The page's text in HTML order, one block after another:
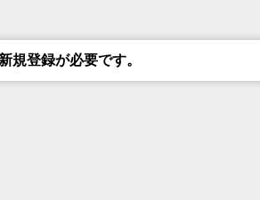
規登録が必要です。